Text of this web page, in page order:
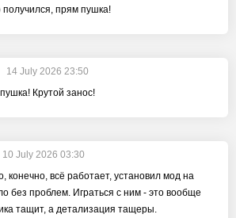
получился, прям пушка!
14 July 2026 23:50
Крутой занос!
10 July 2026 03:30
конечно, всё работает, установил мод на
без проблем. Играться с ним - это вообще
тащит, а детализация тащеры.